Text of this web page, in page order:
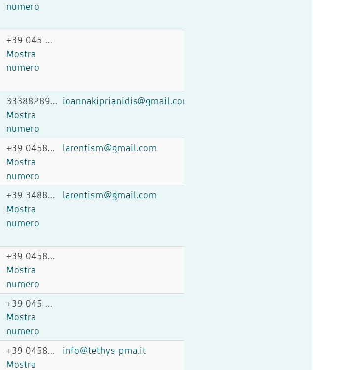
numero
+39 045 ...
Mostra
numero
33388289...
Mostra
numero
ioannakiprianidis@gmail.com
+39 0458...
Mostra
numero
larentism@gmail.com
+39 3488...
Mostra
numero
larentism@gmail.com
+39 0458...
Mostra
numero
+39 045 ...
Mostra
numero
+39 0458...
Mostra
info@tethys-pma.it